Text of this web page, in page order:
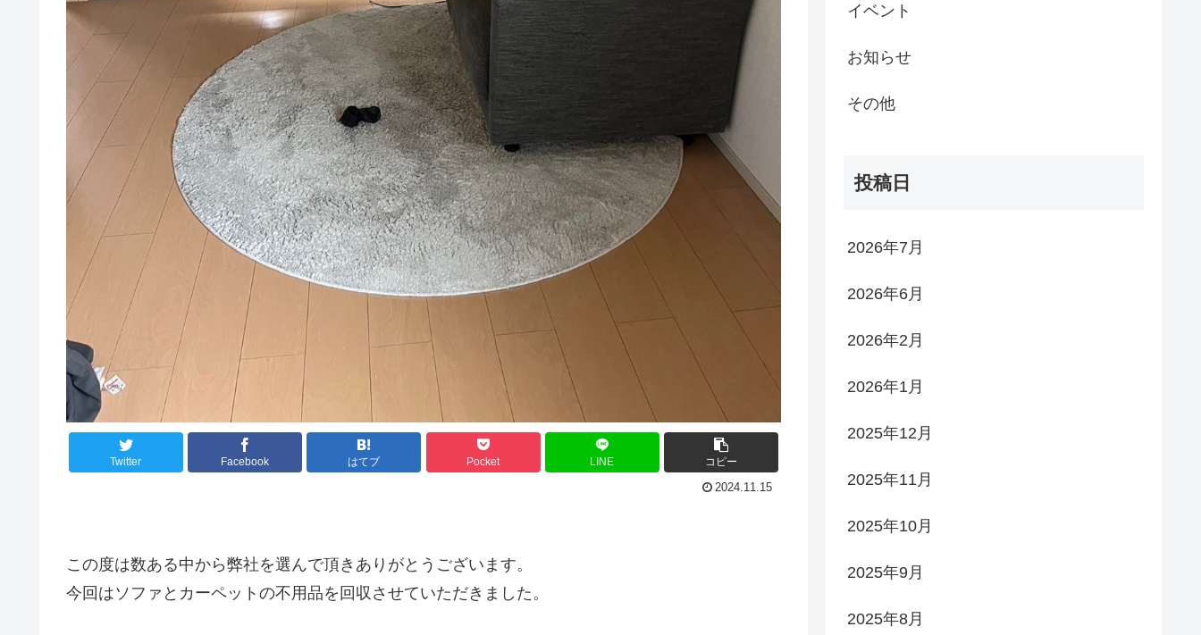
Twitter Facebook はてブ Pocket LINE コピー
2024.11.15
この度は数ある中から弊社を選んで頂きありがとうございます。
今回はソファとカーペットの不用品を回収させていただきました。
イベント
お知らせ
その他
投稿日
2026年7月
2026年6月
2026年2月
2026年1月
2025年12月
2025年11月
2025年10月
2025年9月
2025年8月